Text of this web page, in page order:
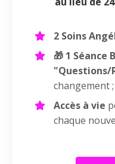
2 Soins
🎁 1 Séance
"Questions/
changement ;
Accès à vie
chaque